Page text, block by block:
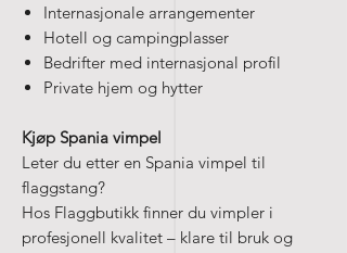
Internasjonale arrangementer
Hotell og campingplasser
Bedrifter med internasjonal profil
Private hjem og hytter
Kjøp Spania vimpel
Leter du etter en Spania vimpel til
flaggstang?
Hos Flaggbutikk finner du vimpler i
profesjonell kvalitet – klare til bruk og